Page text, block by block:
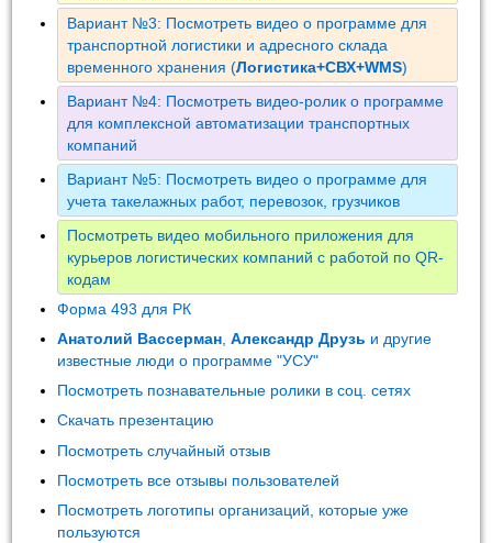
Вариант №3: Посмотреть видео о программе для
транспортной логистики и адресного склада
временного хранения (Логистика+СВХ+WMS)
Вариант №4: Посмотреть видео-ролик о программе
для комплексной автоматизации транспортных
компаний
Вариант №5: Посмотреть видео о программе для
учета такелажных работ, перевозок, грузчиков
Посмотреть видео мобильного приложения для
курьеров логистических компаний с работой по QR-
кодам
Форма 493 для РК
Анатолий Вассерман ,Александр Друзь и другие
известные люди о программе "УСУ"
Посмотреть познавательные ролики в соц. сетях
Скачать презентацию
Посмотреть случайный отзыв
Посмотреть все отзывы пользователей
Посмотреть логотипы организаций, которые уже
пользуются